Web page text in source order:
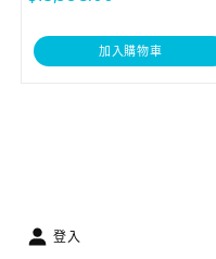
加入購物車
登入